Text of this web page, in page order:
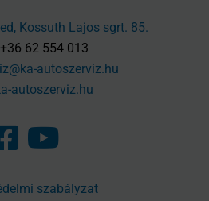
Kossuth Lajos sgrt. 85.
+36 62 554 013
autoszerviz.hu
autoszerviz.hu
szabályzat